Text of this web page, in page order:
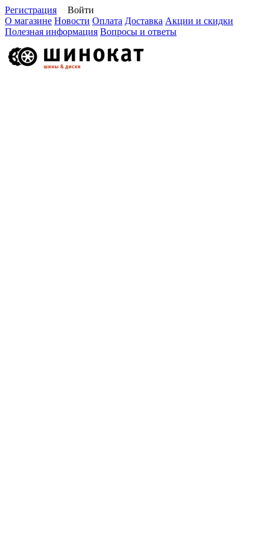
Регистрация
Войти
О магазине Новости Оплата Доставка Акции и скидки
Полезная информация Вопросы и ответы